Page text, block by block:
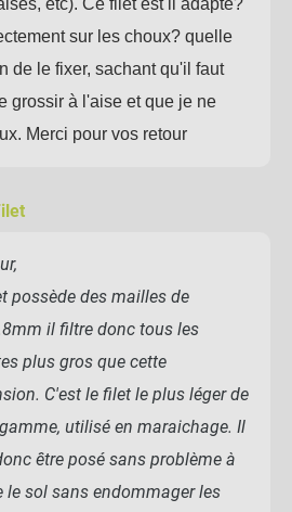
etc). Ce filet est il adapté?
sur les choux? quelle
de le fixer, sachant qu'il faut
grossir à l'aise et que je ne
Merci pour vos retour
possède des mailles de
il filtre donc tous les
plus gros que cette
C'est le filet le plus léger de
utilisé en maraichage. Il
être posé sans problème à
le sol sans endommager les